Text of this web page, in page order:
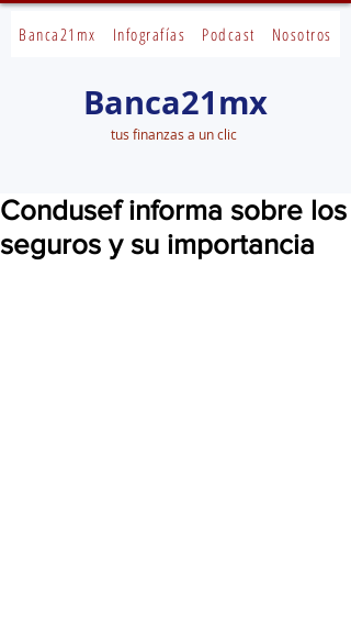
Banca21mx Infografías Podcast Nosotros
Banca21mx
tus finanzas a un clic
Condusef informa sobre los
seguros y su importancia